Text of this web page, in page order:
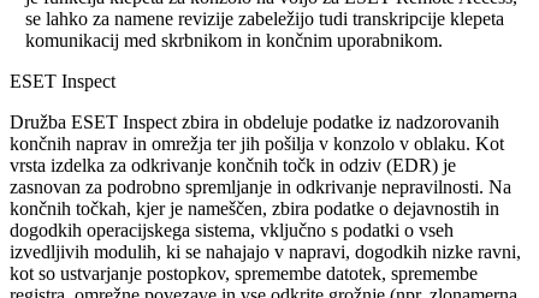
se lahko za namene revizije zabeležijo tudi transkripcije klepeta
komunikacij med skrbnikom in končnim uporabnikom.
ESET Inspect
Družba ESET Inspect zbira in obdeluje podatke iz nadzorovanih
končnih naprav in omrežja ter jih pošilja v konzolo v oblaku. Kot
vrsta izdelka za odkrivanje končnih točk in odziv (EDR) je
zasnovan za podrobno spremljanje in odkrivanje nepravilnosti. Na
končnih točkah, kjer je nameščen, zbira podatke o dejavnostih in
dogodkih operacijskega sistema, vključno s podatki o vseh
izvedljivih modulih, ki se nahajajo v napravi, dogodkih nizke ravni,
kot so ustvarjanje postopkov, spremembe datotek, spremembe